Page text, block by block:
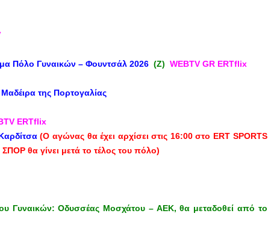
Πόλο Γυναικών – Φουντσάλ 2026 (Ζ) WEBTV GR ERTflix
της Πορτογαλίας
ERTflix
(Ο αγώνας θα έχει αρχίσει στις 16:00 στο ERT SPORTS
θα γίνει μετά το τέλος του πόλο)
Γυναικών: Οδυσσέας Μοσχάτου – ΑΕΚ, θα μεταδοθεί από το